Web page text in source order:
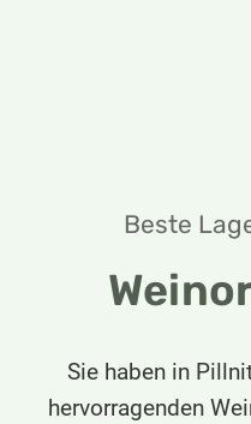
Beste
Sie haben in
hervorragenden